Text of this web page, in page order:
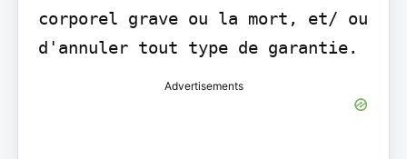
corporel grave ou la mort, et/ ou
d'annuler tout type de garantie.
Advertisements